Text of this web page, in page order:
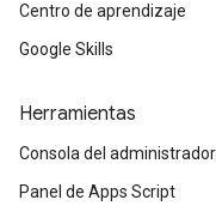
Centro de aprendizaje
Google Skills
Herramientas
Consola del administrador
Panel de Apps Script